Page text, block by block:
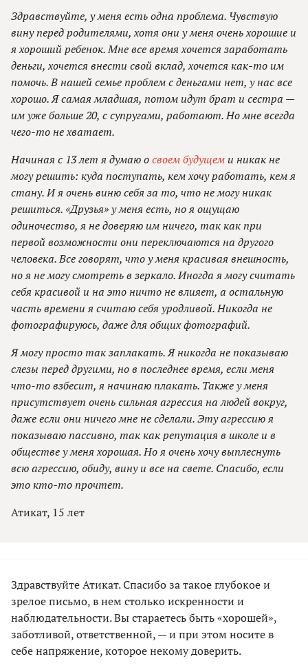
Здравствуйте, у меня есть одна проблема. Чувствую
вину перед родителями, хотя они у меня очень хорошие и
я хороший ребенок. Мне все время хочется заработать
деньги, хочется внести свой вклад, хочется как-то им
помочь. В нашей семье проблем с деньгами нет, у нас все
хорошо. Я самая младшая, потом идут брат и сестра —
им уже больше 20, с супругами, работают. Но мне всегда
чего-то не хватает.
Начиная с 13 лет я думаю освоем будущеми никак не
могу решить: куда поступать, кем хочу работать, кем я
стану. И я очень виню себя за то, что не могу никак
решиться. «Друзья» у меня есть, но я ощущаю
одиночество, я не доверяю им ничего, так как при
первой возможности они переключаются на другого
человека. Все говорят, что у меня красивая внешность,
но я не могу смотреть в зеркало. Иногда я могу считать
себя красивой и на это ничто не влияет, а остальную
часть времени я считаю себя уродливой. Никогда не
фотографируюсь, даже для общих фотографий.
Я могу просто так заплакать. Я никогда не показываю
слезы перед другими, но в последнее время, если меня
что-то взбесит, я начинаю плакать. Также у меня
присутствует очень сильная агрессия на людей вокруг,
даже если они ничего мне не сделали. Эту агрессию я
показываю пассивно, так как репутация в школе и в
обществе у меня хорошая. Но я очень хочу выплеснуть
всю агрессию, обиду, вину и все на свете. Спасибо, если
это кто-то прочтет.
Атикат, 15 лет
Здравствуйте Атикат. Спасибо за такое глубокое и
зрелое письмо, в нем столько искренности и
наблюдательности. Вы стараетесь быть «хорошей»,
заботливой, ответственной, — и при этом носите в
себе напряжение, которое некому доверить.